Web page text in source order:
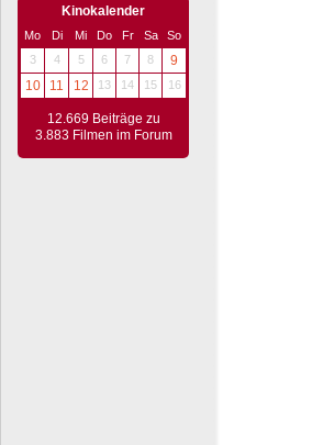
Kinokalender
Mo Di Mi Do Fr Sa
So
3
4 5 6 7 8
9
10
11 12 13 14 15 16
12.669 Beiträge zu
3.883 Filmen im Forum